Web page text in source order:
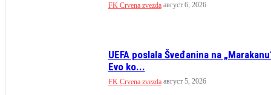
FK Crvena zvezda август 6, 2026
UEFA poslala Šveđanina na
Evo ko...
FK Crvena zvezda август 5, 2026